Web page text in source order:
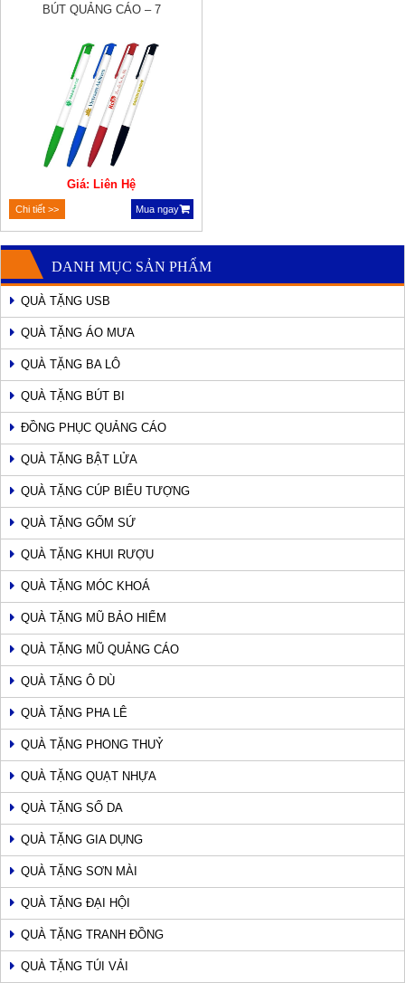
BÚT QUẢNG CÁO – 7
Giá: Liên Hệ
Chi tiết >> Mua ngay
DANH MỤC SẢN PHẨM
QUÀ TẶNG USB
QUÀ TẶNG ÁO MƯA
QUÀ TẶNG BA LÔ
QUÀ TẶNG BÚT BI
ĐỒNG PHỤC QUẢNG CÁO
QUÀ TẶNG BẬT LỬA
QUÀ TẶNG CÚP BIỂU TƯỢNG
QUÀ TẶNG GỐM SỨ
QUÀ TẶNG KHUI RƯỢU
QUÀ TẶNG MÓC KHOÁ
QUÀ TẶNG MŨ BẢO HIỂM
QUÀ TẶNG MŨ QUẢNG CÁO
QUÀ TẶNG Ô DÙ
QUÀ TẶNG PHA LÊ
QUÀ TẶNG PHONG THUỶ
QUÀ TẶNG QUẠT NHỰA
QUÀ TẶNG SỔ DA
QUÀ TẶNG GIA DỤNG
QUÀ TẶNG SƠN MÀI
QUÀ TẶNG ĐẠI HỘI
QUÀ TẶNG TRANH ĐỒNG
QUÀ TẶNG TÚI VẢI